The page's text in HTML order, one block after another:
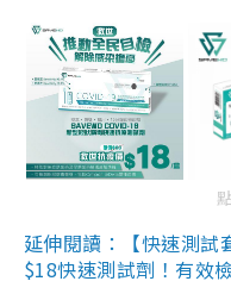
延伸閱讀：【快速測試
$18快速測試劑！有效